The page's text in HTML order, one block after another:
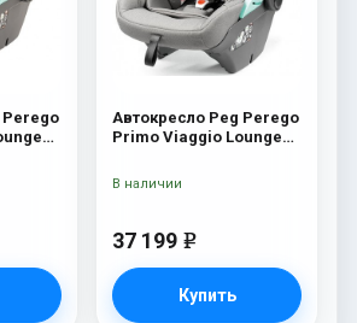
Perego
Автокресло Peg Perego
Primo Viaggio Lounge
37 199 e
Купить
В наличии